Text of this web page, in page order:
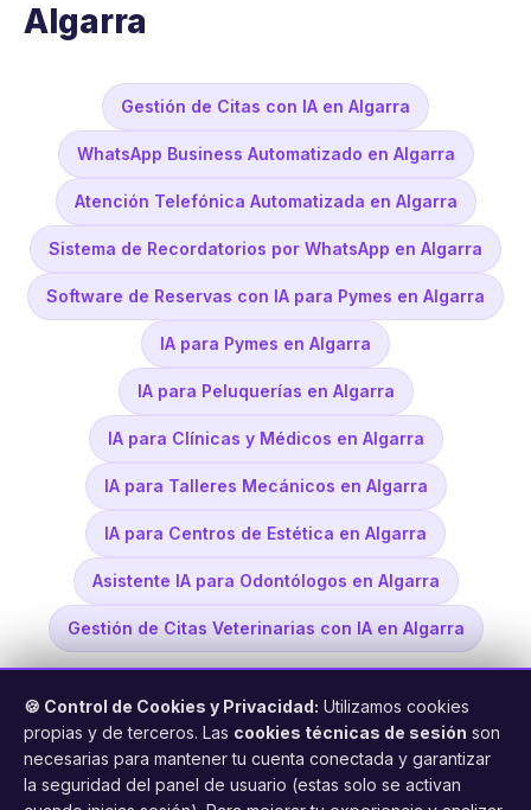
Algarra
Gestión de Citas con IA en Algarra
WhatsApp Business Automatizado en Algarra
Atención Telefónica Automatizada en Algarra
Sistema de Recordatorios por WhatsApp en Algarra
Software de Reservas con IA para Pymes en Algarra
IA para Pymes en Algarra
IA para Peluquerías en Algarra
IA para Clínicas y Médicos en Algarra
IA para Talleres Mecánicos en Algarra
IA para Centros de Estética en Algarra
Asistente IA para Odontólogos en Algarra
Gestión de Citas Veterinarias con IA en Algarra
🍪 Control de Cookies y Privacidad: Utilizamos cookies
propias y de terceros. Las cookies técnicas de sesión son
necesarias para mantener tu cuenta conectada y garantizar
la seguridad del panel de usuario (estas solo se activan